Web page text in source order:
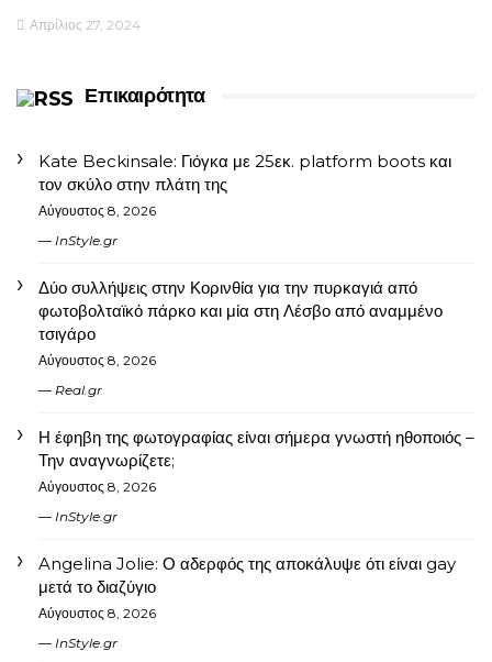
Απρίλιος 27, 2024
Επικαιρότητα
Kate Beckinsale: Γιόγκα με 25εκ. platform boots και
τον σκύλο στην πλάτη της
Αύγουστος 8, 2026
InStyle.gr
Δύο συλλήψεις στην Κορινθία για την πυρκαγιά από
φωτοβολταϊκό πάρκο και μία στη Λέσβο από αναμμένο
τσιγάρο
Αύγουστος 8, 2026
Real.gr
Η έφηβη της φωτογραφίας είναι σήμερα γνωστή ηθοποιός –
Την αναγνωρίζετε;
Αύγουστος 8, 2026
InStyle.gr
Angelina Jolie: Ο αδερφός της αποκάλυψε ότι είναι gay
μετά το διαζύγιο
Αύγουστος 8, 2026
InStyle.gr